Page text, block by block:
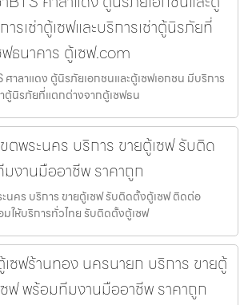
รเช่าตู้เซฟและบริการเช่าตู้นิรภัยที่
ธนาคาร ตู้เซฟ.com
ศาลาแดง ตู้นิรภัยเอกชนและตู้เซฟเอกชน มีบริการ
าตู้นิรภัยที่แตกต่างจากตู้เซฟธน
ตพระนคร บริการ ขายตู้เซฟ รับติด
งานมืออาชีพ ราคาถูก
นคร บริการ ขายตู้เซฟ รับติดตั้งตู้เซฟ ติดต่อ
ให้บริการทั่วไทย รับติดตั้งตู้เซฟ
ซฟร้านทอง นครนายก บริการ ขายตู้
ฟ พร้อมทีมงานมืออาชีพ ราคาถูก